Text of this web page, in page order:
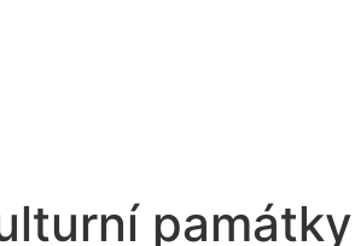
památky